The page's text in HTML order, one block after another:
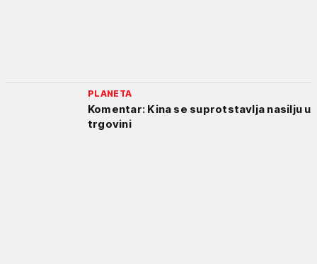
PLANETA
Komentar: Kina se suprotstavlja nasilju u
trgovini